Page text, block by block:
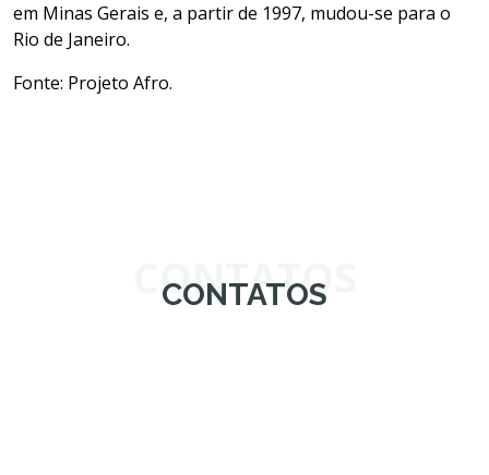
em Minas Gerais e, a partir de 1997, mudou-se para o
Rio de Janeiro.
Fonte: Projeto Afro.
CONTATOS
CONTATOS